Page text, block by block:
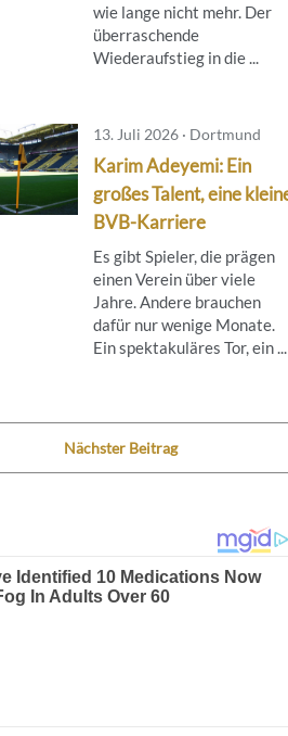
wie lange nicht mehr. Der
überraschende
Wiederaufstieg in die ...
13. Juli 2026 · Dortmund
Karim Adeyemi: Ein
großes Talent, eine
BVB-Karriere
Es gibt Spieler, die prägen
einen Verein über viele
Jahre. Andere brauchen
dafür nur wenige Monate.
Ein spektakuläres Tor, ein ...
Nächster Beitrag